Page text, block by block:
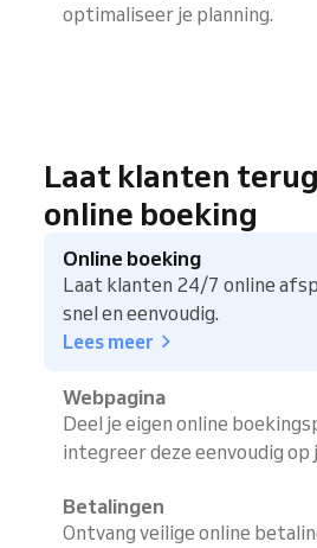
optimaliseer je planning.
Laat klanten
online boeking
Online boeking
Laat klanten 24/7 online
snel en eenvoudig.
Lees meer
Webpagina
Deel je eigen online
integreer deze eenvoudig op
Betalingen
Ontvang veilige online